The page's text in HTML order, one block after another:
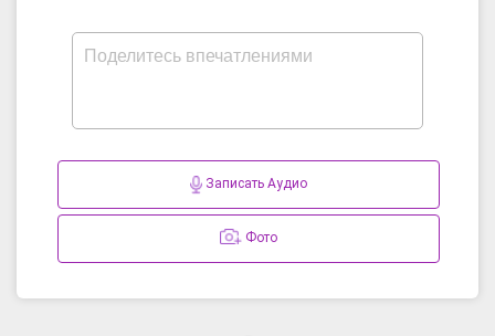
Записать Аудио
Фото